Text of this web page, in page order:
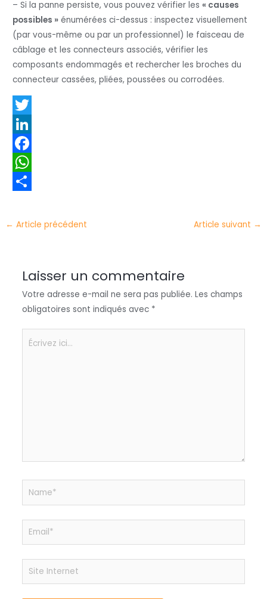
– Si la panne persiste, vous pouvez vérifier les« causes
possibles » énumérées ci-dessus : inspectez visuellement
(par vous-même ou par un professionnel) le faisceau de
câblage et les connecteurs associés, vérifier les
composants endommagés et rechercher les broches du
connecteur cassées, pliées, poussées ou corrodées.
T
w
t
e
L
n
e
F
a
e
W
aa
← Article précédent Article suivant →
Laisser un commentaire
Votre adresse e-mail ne sera pas publiée. Les champs
obligatoires sont indiqués avec *
Écrivez
Name*
Email*
Site